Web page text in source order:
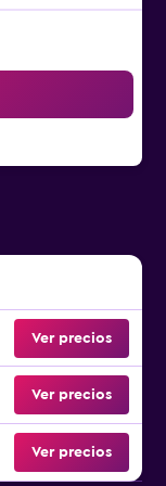
Ver precios
Ver precios
Ver precios